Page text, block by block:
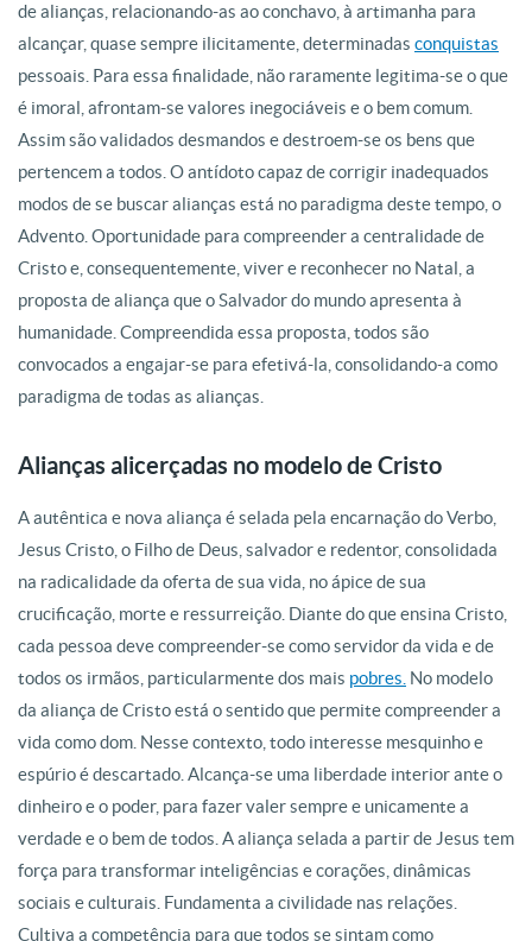
de alianças, relacionando-as ao conchavo, à artimanha para
alcançar, quase sempre ilicitamente, determinadas conquistas
pessoais. Para essa finalidade, não raramente legitima-se o que
é imoral, afrontam-se valores inegociáveis e o bem comum.
Assim são validados desmandos e destroem-se os bens que
pertencem a todos. O antídoto capaz de corrigir inadequados
modos de se buscar alianças está no paradigma deste tempo, o
Advento. Oportunidade para compreender a centralidade de
Cristo e, consequentemente, viver e reconhecer no Natal, a
proposta de aliança que o Salvador do mundo apresenta à
humanidade. Compreendida essa proposta, todos são
convocados a engajar-se para efetivá-la, consolidando-a como
paradigma de todas as alianças.
Alianças alicerçadas no modelo de Cristo
A autêntica e nova aliança é selada pela encarnação do Verbo,
Jesus Cristo, o Filho de Deus, salvador e redentor, consolidada
na radicalidade da oferta de sua vida, no ápice de sua
crucificação, morte e ressurreição. Diante do que ensina Cristo,
cada pessoa deve compreender-se como servidor da vida e de
todos os irmãos, particularmente dos mais pobres. No modelo
da aliança de Cristo está o sentido que permite compreender a
vida como dom. Nesse contexto, todo interesse mesquinho e
espúrio é descartado. Alcança-se uma liberdade interior ante o
dinheiro e o poder, para fazer valer sempre e unicamente a
verdade e o bem de todos. A aliança selada a partir de Jesus tem
força para transformar inteligências e corações, dinâmicas
sociais e culturais. Fundamenta a civilidade nas relações.
Cultiva a competência para que todos se sintam como